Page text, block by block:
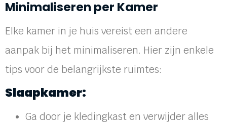
Minimaliseren per Kamer
Elke kamer in je huis vereist een andere
aanpak bij het minimaliseren. Hier zijn enkele
tips voor de belangrijkste ruimtes:
Slaapkamer:
Ga door je kledingkast en verwijder alles